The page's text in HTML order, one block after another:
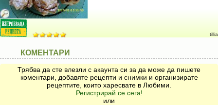
tillia
КОМЕНТАРИ
Трябва да сте влезли с акаунта си за да може да пишете
коментари, добавяте рецепти и снимки и организирате
рецептите, които харесвате в Любими.
Регистрирай се сега!
или